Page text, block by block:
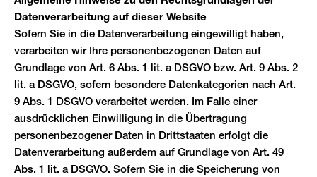
Datenverarbeitung auf dieser Website
Sofern Sie in die Datenverarbeitung eingewilligt haben,
verarbeiten wir Ihre personenbezogenen Daten auf
Grundlage von Art. 6 Abs. 1 lit. a DSGVO bzw. Art. 9 Abs. 2
lit. a DSGVO, sofern besondere Datenkategorien nach Art.
9 Abs. 1 DSGVO verarbeitet werden. Im Falle einer
ausdrücklichen Einwilligung in die Übertragung
personenbezogener Daten in Drittstaaten erfolgt die
Datenverarbeitung außerdem auf Grundlage von Art. 49
Abs. 1 lit. a DSGVO. Sofern Sie in die Speicherung von